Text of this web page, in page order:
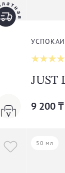
JUST
9 200 ₸
50 мл